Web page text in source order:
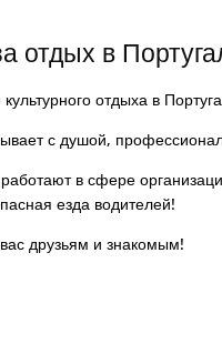
отдых в
отдыха в
с душой,
в сфере
езда водителей!
друзьям и знакомым!